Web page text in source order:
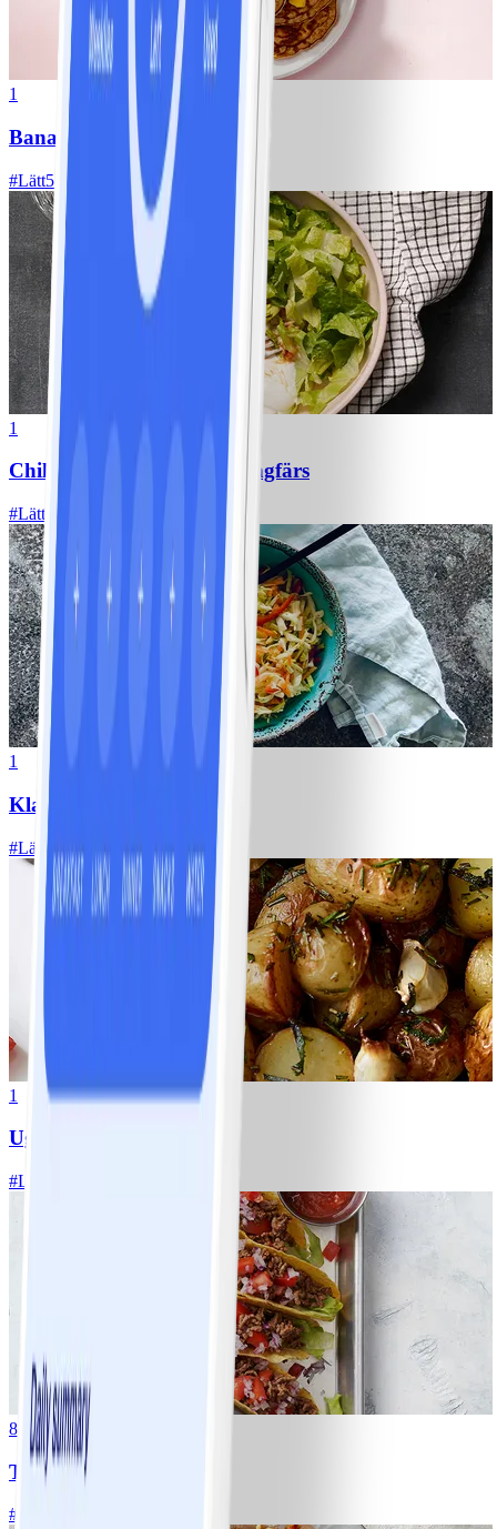
1
Bananpannkakor
#Lätt5 MIN
1
Chili con carne med kycklingfärs
#Lätt
1
Klassisk vitkålssallad
#Lätt 20 MIN
1
Ugnsrostad potatis
#Lätt
8
Tacos
#